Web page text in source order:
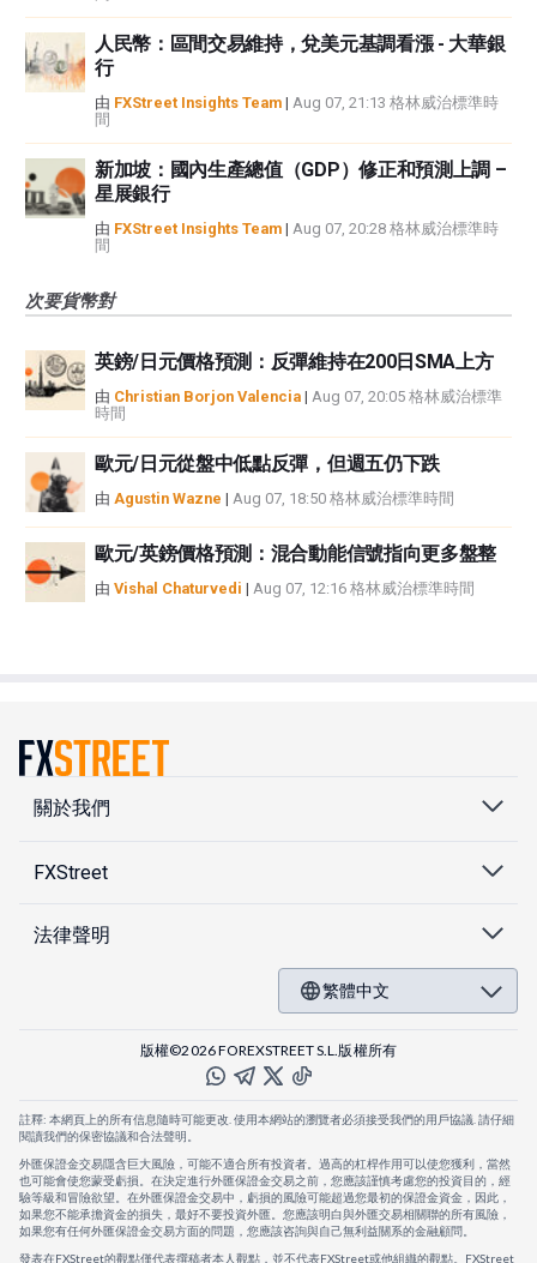
人民幣：區間交易維持，兌美元基調看漲 - 大華銀
行
由 FXStreet Insights Team | Aug 07, 21:13 格林威治標準時
間
新加坡：國內生產總值（GDP）修正和預測上調 –
星展銀行
由 FXStreet Insights Team | Aug 07, 20:28 格林威治標準時
間
次要貨幣對
英鎊/日元價格預測：反彈維持在200日SMA上方
由 Christian Borjon Valencia | Aug 07, 20:05 格林威治標準
時間
歐元/日元從盤中低點反彈，但週五仍下跌
由 Agustin Wazne | Aug 07, 18:50 格林威治標準時間
歐元/英鎊價格預測：混合動能信號指向更多盤整
由 Vishal Chaturvedi | Aug 07, 12:16 格林威治標準時間
關於我們
FXStreet
法律聲明
繁體中文
版權©2026 FOREXSTREET S.L.版權所有
註釋: 本網頁上的所有信息隨時可能更改. 使用本網站的瀏覽者必須接受我們的用戶協議. 請仔細
閱讀我們的保密協議和合法聲明。
外匯保證金交易隱含巨大風險，可能不適合所有投資者。過高的杠桿作用可以使您獲利，當然
也可能會使您蒙受虧損。在決定進行外匯保證金交易之前，您應該謹慎考慮您的投資目的，經
驗等級和冒險欲望。在外匯保證金交易中，虧損的風險可能超過您最初的保證金資金，因此，
如果您不能承擔資金的損失，最好不要投資外匯。您應該明白與外匯交易相關聯的所有風險，
如果您有任何外匯保證金交易方面的問題，您應該咨詢與自己無利益關系的金融顧問。
發表在FXStreet的觀點僅代表撰稿者本人觀點，並不代表FXStreet或他組織的觀點。FXStreet